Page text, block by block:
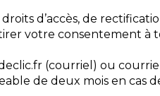
d’accès, de
votre consentement à
(courriel) ou
de deux mois en